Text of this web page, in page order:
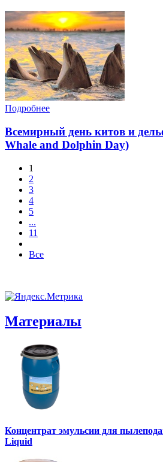
Подробнее
Всемирный день китов и
Whale and Dolphin Day)
1
2
3
4
5
...
11
Все
Материалы
Концентрат эмульсии для
Liquid